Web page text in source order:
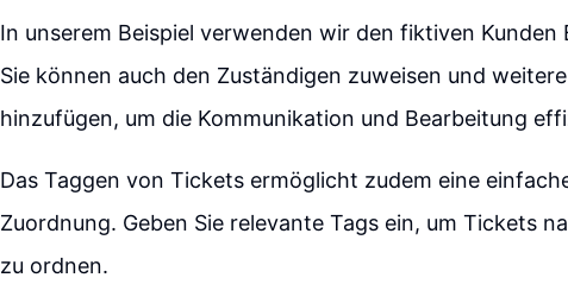
In unserem Beispiel verwenden wir den fiktiven Kunden
Sie können auch den Zuständigen zuweisen und
hinzufügen, um die Kommunikation und Bearbeitung
Das Taggen von Tickets ermöglicht zudem eine
Zuordnung. Geben Sie relevante Tags ein, um Tickets
zu ordnen.